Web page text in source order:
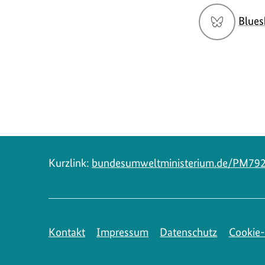
Kurzlink: bundesumweltministerium.de/
Kontakt Impressum Datenschutz